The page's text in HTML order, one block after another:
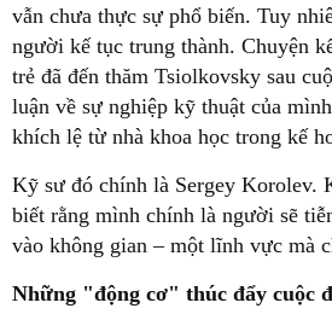
vẫn chưa thực sự phổ biến. Tuy
người kế tục trung thành. Chuyện
trẻ đã đến thăm Tsiolkovsky sau
luận về sự nghiệp kỹ thuật của
khích lệ từ nhà khoa học trong kế
Kỹ sư đó chính là Sergey Korolev.
biết rằng mình chính là người sẽ
vào không gian – một lĩnh vực mà
Những "động cơ" thúc đẩy cuộc